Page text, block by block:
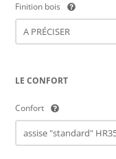
Finition bois
LE CONFORT
Confort